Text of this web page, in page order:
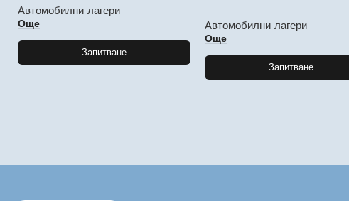
Автомобилни лагери
Още
Запитване
Автомобилни лагери
Още
Запитване